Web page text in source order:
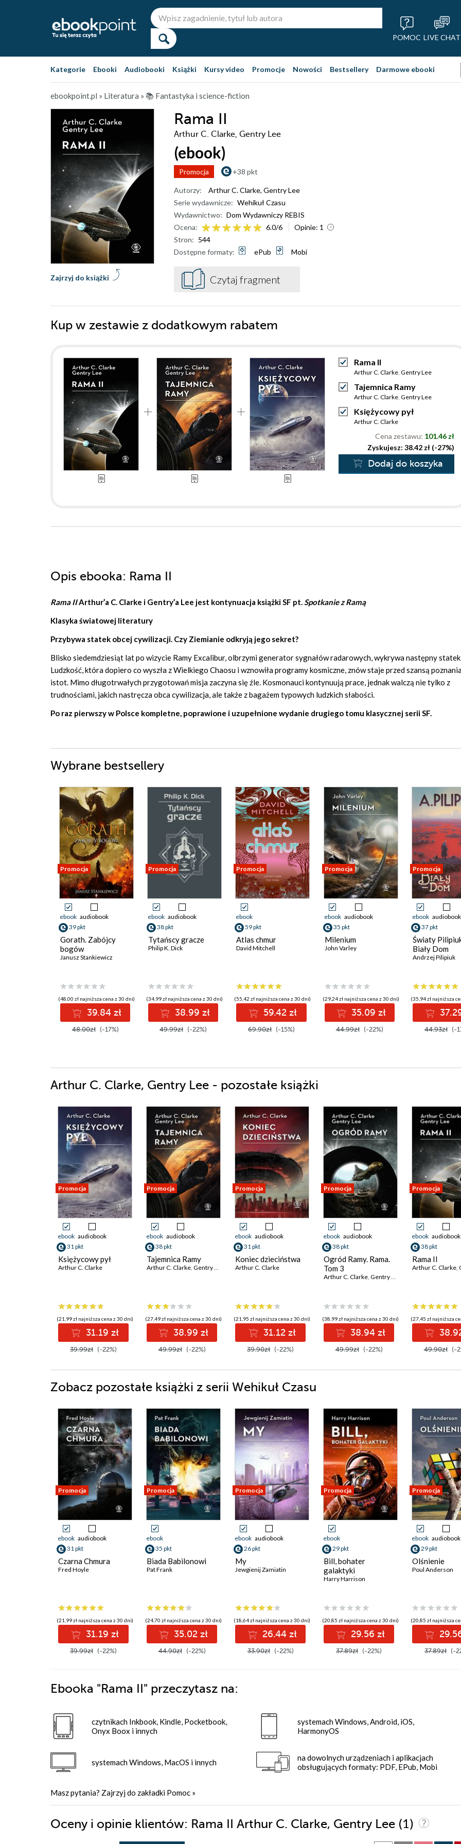
POMOC LIVE CHAT
Kategorie Ebooki Audiobooki Książki Kursy video Promocje Nowości Bestsellery Darmowe ebooki
ebookpoint.pl » Literatura » 📚 Fantastyka i science-fiction
Rama II
Arthur C. Clarke, Gentry Lee
(ebook)
Promocja +38 pkt
Zajrzyj do książki
Autorzy: Arthur C. Clarke, Gentry Lee
Serie wydawnicze: Wehikuł Czasu
Wydawnictwo: Dom Wydawniczy REBIS
Ocena:
6.0/6 Opinie: 1
Stron: 544
Dostępne formaty:
ePub Mobi
Czytaj fragment
Kup w zestawie z dodatkowym rabatem
Rama II
Arthur C. Clarke, Gentry Lee
Tajemnica Ramy
Arthur C. Clarke, Gentry Lee
Księżycowy pył
Arthur C. Clarke
Cena zestawu: 101.46 zł
Zyskujesz: 38.42 zł (-27%)
Dodaj do koszyka
Opis ebooka: Rama II
Rama IIArthur’a C. Clarke i Gentry’a Lee jest kontynuacja książki SF pt.Spotkanie z Ramą
Klasyka światowej literatury
Przybywa statek obcej cywilizacji. Czy Ziemianie odkryją jego sekret?
Blisko siedemdziesiąt lat po wizycie Ramy Excalibur, olbrzymi generator sygnałów radarowych, wykrywa następny
Ludzkość, która dopiero co wyszła z Wielkiego Chaosu i wznowiła programy kosmiczne, znów staje przed szansą
istot. Mimo długotrwałych przygotowań misja zaczyna się źle. Kosmonauci kontynuują prace, jednak walczą nie tylko z
trudnościami, jakich nastręcza obca cywilizacja, ale także z bagażem typowych ludzkich słabości.
Po raz pierwszy w Polsce kompletne, poprawione i uzupełnione wydanie drugiego tomu klasycznej serii SF.
Wybrane bestsellery
Promocja
ebook audiobook
39 pkt
Gorath. Zabójcy
bogów
Janusz Stankiewicz
(48,00 zł najniższa cena z 30 dni)
39.84 zł
48.00zł (-17%)
Promocja
ebook audiobook
38 pkt
Tytańscy gracze
Philip K. Dick
(34,99 zł najniższa cena z 30 dni)
38.99 zł
49.99zł (-22%)
Promocja
ebook
59 pkt
Atlas chmur
David Mitchell
(55,42 zł najniższa cena z 30 dni)
59.42 zł
69.90zł (-15%)
Promocja
ebook audiobook
35 pkt
Milenium
John Varley
(29,24 zł najniższa cena z 30 dni)
35.09 zł
44.99zł (-22%)
Promocja
ebook audiobook
37 pkt
Światy
Biały Dom
Andrzej Pilipiuk
(35,94 zł najniższa
44.93zł (-
Arthur C. Clarke, Gentry Lee - pozostałe książki
Promocja
ebook audiobook
31 pkt
Księżycowy pył
Arthur C. Clarke
(21,99 zł najniższa cena z 30 dni)
31.19 zł
39.99zł (-22%)
Promocja
ebook audiobook
38 pkt
Tajemnica Ramy
Arthur C. Clarke, Gentry Lee
(27,49 zł najniższa cena z 30 dni)
38.99 zł
49.99zł (-22%)
Promocja
ebook audiobook
31 pkt
Koniec dzieciństwa
Arthur C. Clarke
(21,95 zł najniższa cena z 30 dni)
31.12 zł
39.90zł (-22%)
Promocja
ebook audiobook
38 pkt
Ogród Ramy. Rama.
Tom 3
Arthur C. Clarke, Gentry Lee
(38,99 zł najniższa cena z 30 dni)
38.94 zł
49.99zł (-22%)
Promocja
ebook audiobook
38 pkt
Rama II
Arthur C. Clarke,
(27,45 zł najniższa
49.90zł (-
Zobacz pozostałe książki z serii Wehikuł Czasu
Promocja
ebook audiobook
31 pkt
Czarna Chmura
Fred Hoyle
(21,99 zł najniższa cena z 30 dni)
31.19 zł
39.99zł (-22%)
Promocja
ebook
35 pkt
Biada Babilonowi
Pat Frank
(24,70 zł najniższa cena z 30 dni)
35.02 zł
44.90zł (-22%)
Promocja
ebook audiobook
26 pkt
My
Jewgienij Zamiatin
(18,64 zł najniższa cena z 30 dni)
26.44 zł
33.90zł (-22%)
Promocja
ebook
29 pkt
Bill, bohater
galaktyki
Harry Harrison
(20,85 zł najniższa cena z 30 dni)
29.56 zł
37.89zł (-22%)
Promocja
ebook audiobook
29 pkt
Olśnienie
Poul Anderson
(20,85 zł najniższa
37.89zł (-
Ebooka "Rama II" przeczytasz na:
czytnikach Inkbook, Kindle, Pocketbook,
Onyx Boox i innych
systemach Windows, MacOS i innych
systemach Windows, Android, iOS,
HarmonyOS
na dowolnych urządzeniach i aplikacjach
obsługujących formaty: PDF, EPub, Mobi
Masz pytania? Zajrzyj do zakładki Pomoc »
Oceny i opinie klientów: Rama II Arthur C. Clarke, Gentry Lee (1)